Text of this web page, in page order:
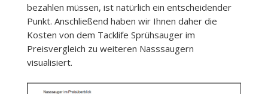
bezahlen müssen, ist natürlich ein entscheidender
Punkt. Anschließend haben wir Ihnen daher die
Kosten von dem Tacklife Sprühsauger im
Preisvergleich zu weiteren Nasssaugern
visualisiert.